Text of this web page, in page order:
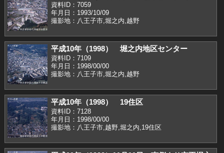
資料ID：7059
年月日：1993/10/09
撮影地：八王子市,堀之内,越野
平成10年（1998） 堀之内地区センター
資料ID：7109
年月日：1998/00/00
撮影地：八王子市,堀之内,越野
平成10年（1998） 19住区
資料ID：7128
年月日：1998/00/00
撮影地：八王子市,越野,堀之内,19住区